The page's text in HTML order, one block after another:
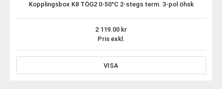
Kopplingsbox K8 TÖG2 0-50°C 2-stegs term. 3-pol öhsk
Pris exkl.
2 119.00
VISA